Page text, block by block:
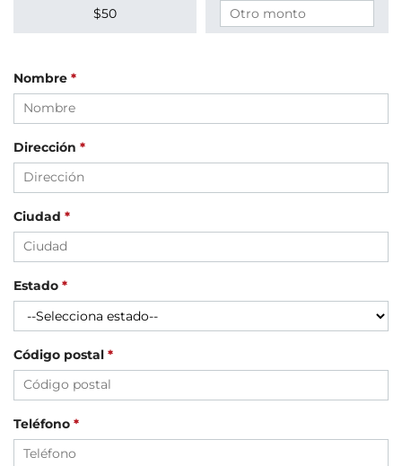
Dona
$50 Donar cantidad
Otro monto
Nombre *
Dirección *
Ciudad *
Estado *
Código postal *
Teléfono *